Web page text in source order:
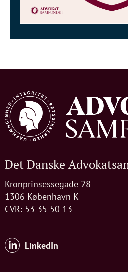
Det Danske
Kronprinsessegade 28
1306 København K
CVR: 53 35 50 13
LinkedIn